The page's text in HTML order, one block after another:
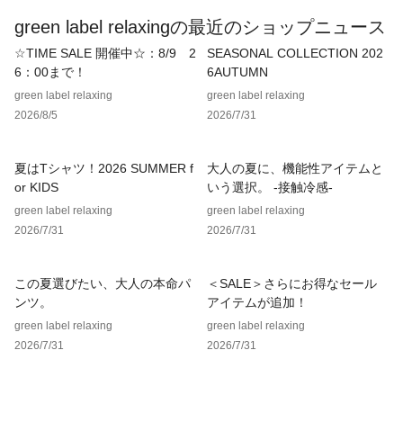
・同素材のノースリーブカットソーもご用意しております。
(対象品番：36171000018)
============================
裏地：なし
伸縮：あり
ケア方法：洗濯機洗い可
============================
【注意事項】
意書き」、「洗濯表示」を必ずご確認ください。
※商品画像は、光の当たり具合やパソコンなどの閲覧環境によ
り、実際の色味と異なって見える場合がございます。あらかじ
めご了承ください。
green label relaxingの最近のショップニュース
☆TIME SALE 開催中☆：8/9 2
6：00まで！
green label relaxing
2026/8/5
SEASONAL COLLECTION 202
6AUTUMN
green label relaxing
2026/7/31
夏はTシャツ！2026 SUMMER f
or KIDS
green label relaxing
2026/7/31
大人の夏に、機能性アイテムと
いう選択。 -接触冷感-
green label relaxing
2026/7/31
この夏選びたい、大人の本命パ
ンツ。
green label relaxing
2026/7/31
＜SALE＞さらにお得なセール
アイテムが追加！
green label relaxing
2026/7/31